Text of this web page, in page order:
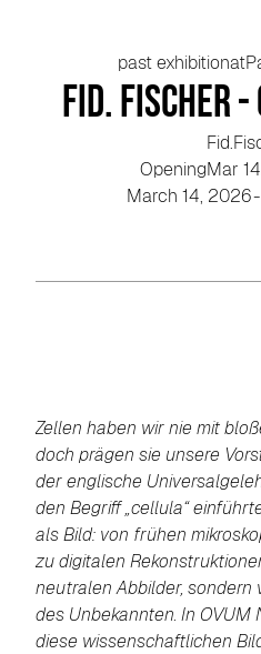
past exhibitionat
Fid. Fischer -
Fid.
OpeningMar
March 14, 2026-
Zellen haben wir nie mit
doch prägen sie unsere
der englische
den Begriff „cellula“
als Bild: von frühen
zu digitalen
neutralen Abbilder, sondern
des Unbekannten. In OVUM
diese wissenschaftlichen